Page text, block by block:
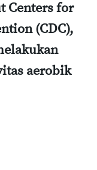
Centers for
(CDC),
aerobik